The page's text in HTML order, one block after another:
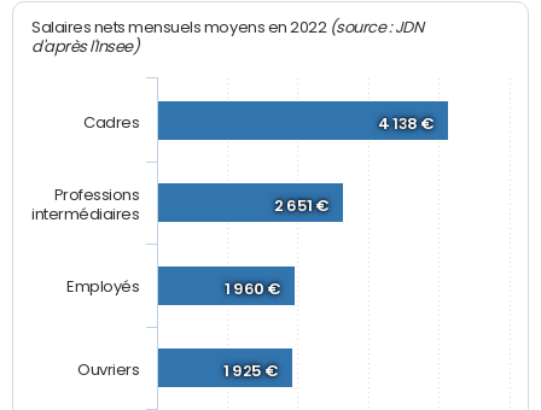
Salaires nets mensuels moyens en 2022 (source : JDN
d'après l'Insee)
4 138 €
2 651 €
1 960 €
1 925 €
Cadres
Professions
intermédiaires
Employés
Ouvriers